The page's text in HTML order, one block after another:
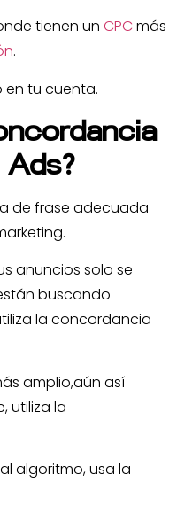
tienen un CPC más
.
en tu cuenta.
de frase adecuada
anuncios solo se
buscando
la concordancia
amplio,aún así
utiliza la
algoritmo, usa la